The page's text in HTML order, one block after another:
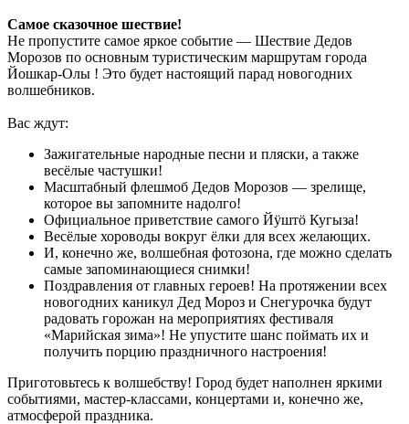
Самое сказочное шествие!
Не пропустите самое яркое событие — Шествие Дедов
Морозов по основным туристическим маршрутам города
Йошкар-Олы ! Это будет настоящий парад новогодних
волшебников.
Вас ждут:
Зажигательные народные песни и пляски, а также
весёлые частушки!
Масштабный флешмоб Дедов Морозов — зрелище,
которое вы запомните надолго!
Официальное приветствие самого Йÿштö Кугыза!
Весёлые хороводы вокруг ёлки для всех желающих.
И, конечно же, волшебная фотозона, где можно сделать
самые запоминающиеся снимки!
Поздравления от главных героев! На протяжении всех
новогодних каникул Дед Мороз и Снегурочка будут
радовать горожан на мероприятиях фестиваля
«Марийская зима»! Не упустите шанс поймать их и
получить порцию праздничного настроения!
Приготовьтесь к волшебству! Город будет наполнен яркими
событиями, мастер-классами, концертами и, конечно же,
атмосферой праздника.